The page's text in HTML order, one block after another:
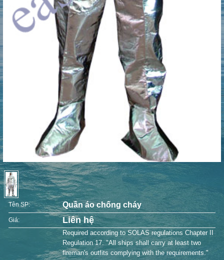
Tên SP: Quần áo chống cháy
Giá: Liên hệ
Required according to SOLAS regulations Chapter II
Regulation 17. "All ships shall carry at least two
fireman's outfits complying with the requirements."